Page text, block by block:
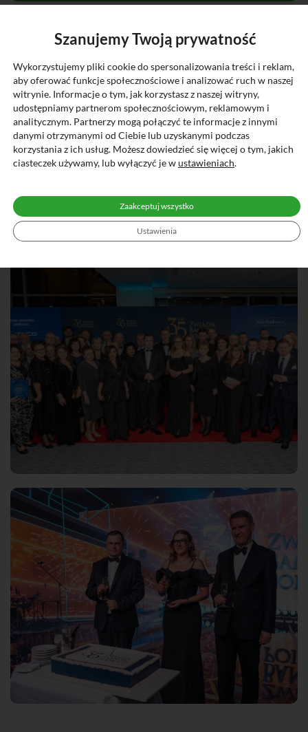
Szanujemy Twoją prywatność
Wykorzystujemy pliki cookie do spersonalizowania treści i reklam,
aby oferować funkcje społecznościowe i analizować ruch w naszej
witrynie. Informacje o tym, jak korzystasz z naszej witryny,
udostępniamy partnerom społecznościowym, reklamowym i
analitycznym. Partnerzy mogą połączyć te informacje z innymi
danymi otrzymanymi od Ciebie lub uzyskanymi podczas
korzystania z ich usług. Możesz dowiedzieć się więcej o tym, jakich
ciasteczek używamy, lub wyłączyć je wustawieniach.
Zaakceptuj wszystko
Ustawienia